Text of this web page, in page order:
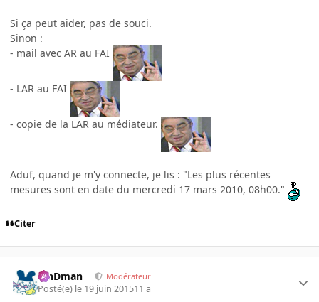
Si ça peut aider, pas de souci.
Sinon :
- mail avec AR au FAI
- LAR au FAI
- copie de la LAR au médiateur.
Aduf, quand je m'y connecte, je lis : "Les plus récentes
mesures sont en date du mercredi 17 mars 2010, 08h00."
Citer
RinDman Modérateur
Posté(e) le 19 juin 201511 a